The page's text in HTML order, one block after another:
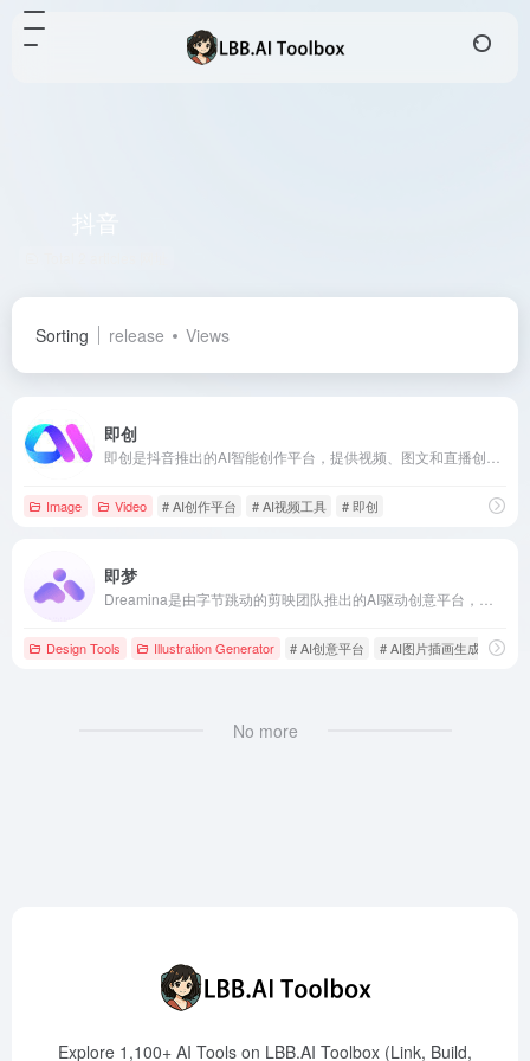
Sorting release Views
即创
Image Video # AI创作平台 # AI视频工具 # 即创
即梦
Design Tools Illustration Generator # AI创意平台 # AI图片插画生成 # AI
No more
Explore 1,100+ AI Tools on LBB.AI Toolbox (Link, Build,